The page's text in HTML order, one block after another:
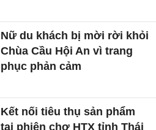
Nữ du khách bị mời rời khỏi
Chùa Cầu Hội An vì trang
phục phản cảm
Kết nối tiêu thụ sản phẩm
tại phiên chợ HTX tỉnh Thái